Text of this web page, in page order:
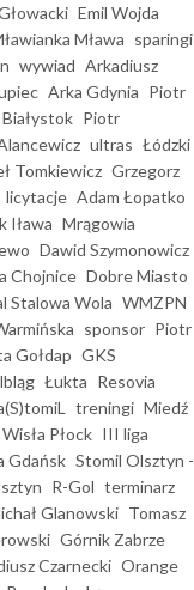
Emil Wojda
Mława sparingi
wywiad Arkadiusz
Arka Gdynia Piotr
Białystok Piotr
ultras Łódzki
Tomkiewicz Grzegorz
licytacje Adam Łopatko
Iława Mrągowia
Dawid Szymonowicz
Chojnice Dobre Miasto
Stalowa Wola WMZPN
sponsor Piotr
Gołdap GKS
Łukta Resovia
treningi Miedź
Wisła Płock III liga
Gdańsk Stomil Olsztyn -
R-Gol terminarz
Glanowski Tomasz
Górnik Zabrze
Czarnecki Orange